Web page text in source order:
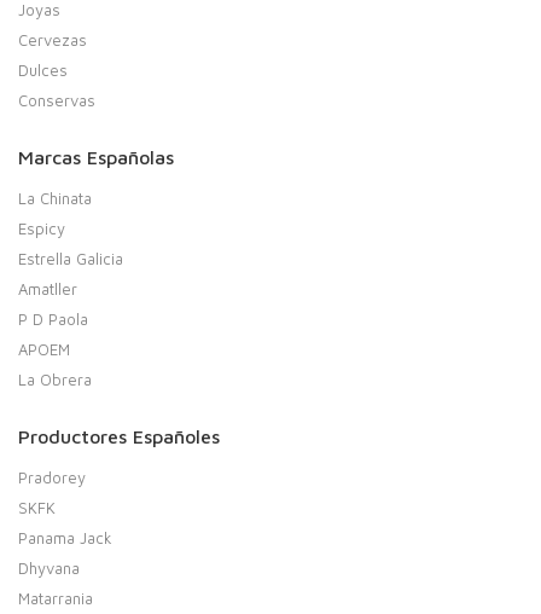
Joyas
Cervezas
Dulces
Conservas
Marcas Españolas
La Chinata
Espicy
Estrella Galicia
Amatller
P D Paola
APOEM
La Obrera
Productores Españoles
Pradorey
SKFK
Panama Jack
Dhyvana
Matarrania